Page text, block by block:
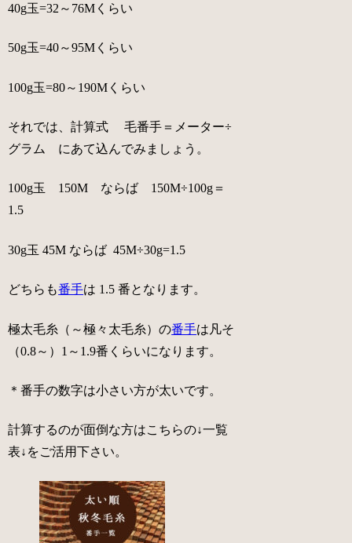
40g玉=32～76Mくらい
50g玉=40～95Mくらい
100g玉=80～190Mくらい
それでは、計算式毛番手＝メーター÷
グラム にあて込んでみましょう。
100g玉 150M ならば 150M÷100g＝
1.5
30g玉 45M ならば 45M÷30g=1.5
どちらも番手は 1.5 番となります。
極太毛糸（～極々太毛糸）の番手は凡そ
（0.8～）1～1.9番くらいになります。
＊番手の数字は小さい方が太いです。
計算するのが面倒な方はこちらの↓一覧
表↓をご活用下さい。